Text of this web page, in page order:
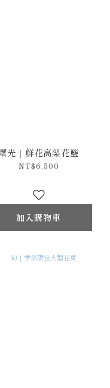
光｜鮮花高架花籃
NT$6,500
加入購物車